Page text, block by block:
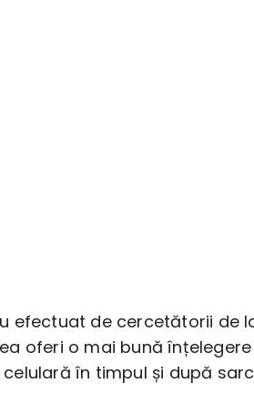
efectuat de cercetătorii de
oferi o mai bună
în timpul și după